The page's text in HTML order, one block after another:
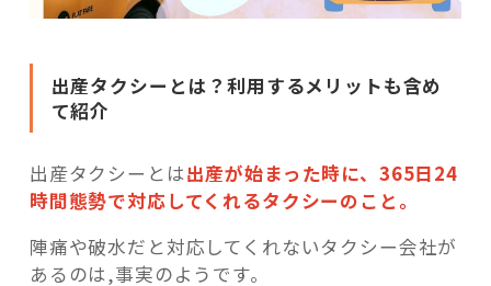
出産タクシーとは？利用するメリットも含め
て紹介
出産タクシーとは出産が始まった時に、365日24
時間態勢で対応してくれるタクシーのこと。
陣痛や破水だと対応してくれないタクシー会社が
あるのは,事実のようです。